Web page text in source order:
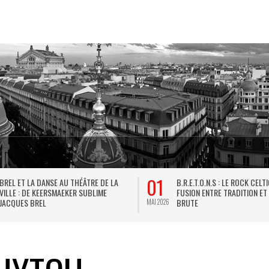
BREL ET LA DANSE AU THÉÂTRE DE LA
VILLE : DE KEERSMAEKER SUBLIME
JACQUES BREL
01
MAI 2026
B.R.E.T.O.N.S : LE ROCK
FUSION ENTRE TRADITION ET
BRUTE